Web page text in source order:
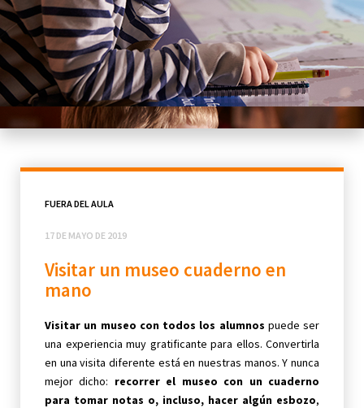
FUERA DEL AULA
17 DE MAYO DE 2019
Visitar un museo cuaderno en
mano
Visitar un museo con todos los alumnos puede ser
una experiencia muy gratificante para ellos. Convertirla
en una visita diferente está en nuestras manos. Y nunca
mejor dicho: recorrer el museo con un cuaderno
para tomar notas o, incluso, hacer algún esbozo,